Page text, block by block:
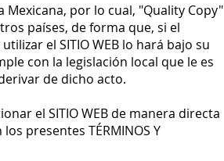
Mexicana, por lo cual, "Quality Copy"
países, de forma que, si el
el SITIO WEB lo hará bajo su
con la legislación local que le es
de dicho acto.
el SITIO WEB de manera directa
presentes TÉRMINOS Y